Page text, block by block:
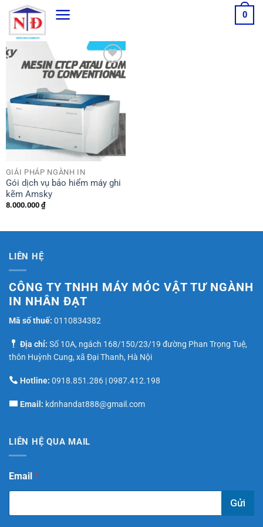
qua
nội
dung
0
Thêm
sản
yêu
thích
GIẢI PHÁP NGÀNH IN
Gói dịch vụ bảo hiểm máy ghi
kẽm Amsky
8.000.000 ₫
LIÊN HỆ
CÔNG TY TNHH MÁY MÓC VẬT TƯ NGÀNH
IN NHÂN ĐẠT
Mã số thuế: 0110834382
Địa chỉ: Số 10A, ngách 168/150/23/19 đường Phan Trọng Tuệ,
thôn Huỳnh Cung, xã Đại Thanh, Hà Nội
Hotline: 0918.851.286|0987.412.198
Email: kdnhandat888@gmail.com
LIÊN HỆ QUA MAIL
E
Email *
Gửi